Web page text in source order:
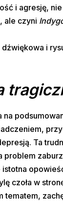
i agresję,
ale czyni
i
Ta
czoła w